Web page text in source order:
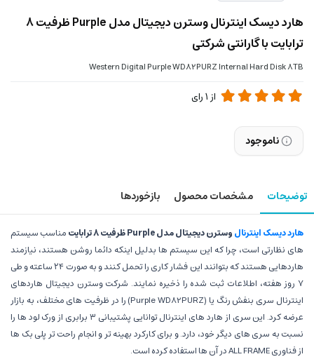
هارد دیسک اینترنال وسترن دیجیتال مدل Purple ظرفیت 8
ترابایت با گارانتی شرکتی
Western Digital Purple WD82PURZ Internal Hard Disk 8TB
از 1رای
ناموجود
توضیحات مشخصات محصول بازخوردها
هارد دیسک اینترنالوسترن دیجیتال مدل Purple ظرفیت 8 ترابایت
مناسب سیستم
های نظارتی است، چرا که این سیستم ها بدلیل اینکه دائما روشن هستند، نیازمند
هاردهایی هستند که بتوانند این فشار کاری را تحمل کنند و به صورت ۲۴ ساعته و طی
۷ روز هفته، اطلاعات ثبت شده را ذخیره نمایند. شرکت وسترن دیجیتال هاردهای
اینترنال سری بنفش رنگ یا (Purple WD82PURZ) را در ظرفیت های مختلف، به بازار
عرضه کرد. این سری از هارد های اینترنال توانایی پشتیبانی ۳ برابری از ورک لود ها را
نسبت به سری های دیگر خود، دارد. و برای کارکرد بهینه تر و انجام راحت تر پلی بک ها
از فناوریALL FRAMEدر آن ها استفاده کرده است.